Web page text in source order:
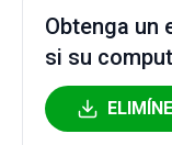
Obtenga un
si su